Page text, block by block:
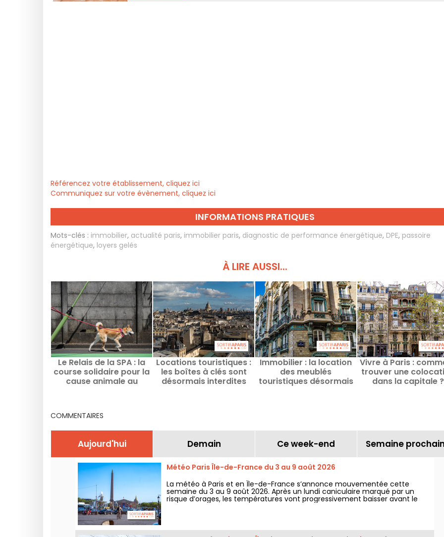
Référencez votre établissement, cliquez ici
Communiquez sur votre évènement, cliquez ici
INFORMATIONS PRATIQUES
Mots-clés : immobilier, actualité paris, immobilier paris, diagnostic de performance énergétique, DPE, passoire
énergétique, loyers gelés
À LIRE AUSSI...
Le Relais de la SPA : la
course solidaire pour la
cause animale au
Locations touristiques :
les boîtes à clés sont
désormais interdites
Immobilier : la location
des meublés
touristiques désormais
Vivre à Paris :
trouver une
dans la capitale ?
COMMENTAIRES
Aujourd'hui Demain Ce week-end Semaine
Météo Paris Île-de-France du 3 au 9 août 2026
La météo à Paris et en Île-de-France s’annonce mouvementée cette
semaine du 3 au 9 août 2026. Après un lundi caniculaire marqué par un
risque d’orages, les températures vont progressivement baisser avant le